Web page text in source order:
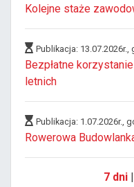
Kolejne staże
Publikacja: 13.07.2026r.,
Bezpłatne
letnich
Publikacja: 1.07.2026r.,
Rowerowa
7 dni|